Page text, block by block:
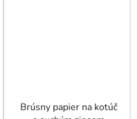
Brúsny papier na kotúč